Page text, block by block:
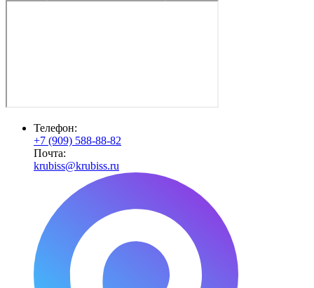
Телефон:
+7 (909) 588-88-82
Почта:
krubiss@krubiss.ru